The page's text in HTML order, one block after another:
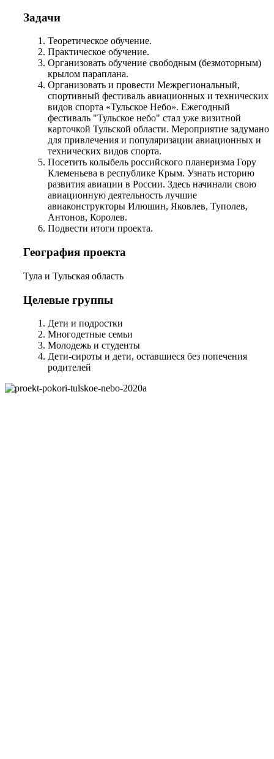
Задачи
Теоретическое обучение.
Практическое обучение.
Организовать обучение свободным (безмоторным)
крылом параплана.
Организовать и провести Межрегиональный,
спортивный фестиваль авиационных и технических
видов спорта «Тульское Небо». Ежегодный
фестиваль "Тульское небо" стал уже визитной
карточкой Тульской области. Мероприятие задумано
для привлечения и популяризации авиационных и
технических видов спорта.
Посетить колыбель российского планеризма Гору
Клеменьева в республике Крым. Узнать историю
развития авиации в России. Здесь начинали свою
авиационную деятельность лучшие
авиаконструкторы Илюшин, Яковлев, Туполев,
Антонов, Королев.
Подвести итоги проекта.
География проекта
Тула и Тульская область
Целевые группы
Дети и подростки
Многодетные семьи
Молодежь и студенты
Дети-сироты и дети, оставшиеся без попечения
родителей